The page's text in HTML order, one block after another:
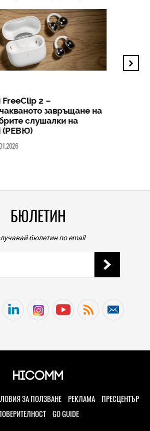
2 –
завръщане на
слушалки на
(РЕВЮ)
БЮЛЕТИН
бюлетин по email
ЗА ПОЛЗВАНЕ РЕКЛАМА
ПРЕСЦЕНТЪР
GO GUIDE